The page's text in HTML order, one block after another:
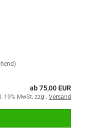
ab 75,00 EUR
19% MwSt. zzgl. Versand